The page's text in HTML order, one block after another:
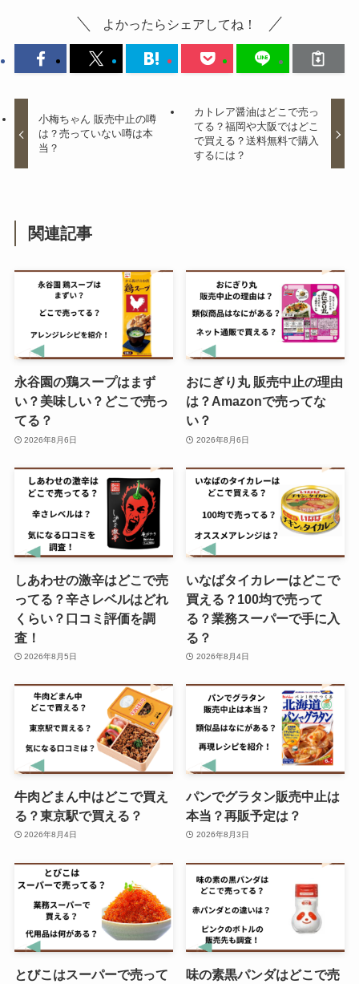
治一郎 バームクーヘン店舗はどこ
冷麺の麺 どこで売ってる？業務ス
はどこ？Amazonやローソンで売
ってる？
で売ってる?ドラックストアで買
える？
白バラ牛乳 どこで買える?東京で
の販売店はどこ？
えびせんべいの里が買える場所は
どこ？買える場所名古屋ではど
こ？送料無料で購入できる？
よかったらシェアしてね！
小梅ちゃん 販売中止の噂
は？売っていない噂は本
当？
カトレア醤油はどこで売っ
てる？福岡や大阪ではどこ
で買える？送料無料で購入
するには？
関連記事
永谷園の鶏スープはまず
い？美味しい？どこで売っ
てる？
2026年8月6日
おにぎり丸 販売中止の理由
は？Amazonで売ってな
い？
2026年8月6日
しあわせの激辛はどこで売
ってる？辛さレベルはどれ
くらい？口コミ評価を調
査！
2026年8月5日
いなばタイカレーはどこで
買える？100均で売って
る？業務スーパーで手に入
る？
2026年8月4日
牛肉どまん中はどこで買え
る？東京駅で買える？
2026年8月4日
パンでグラタン販売中止は
本当？再販予定は？
2026年8月3日
とびこはスーパーで売って
味の素黒パンダはどこで売